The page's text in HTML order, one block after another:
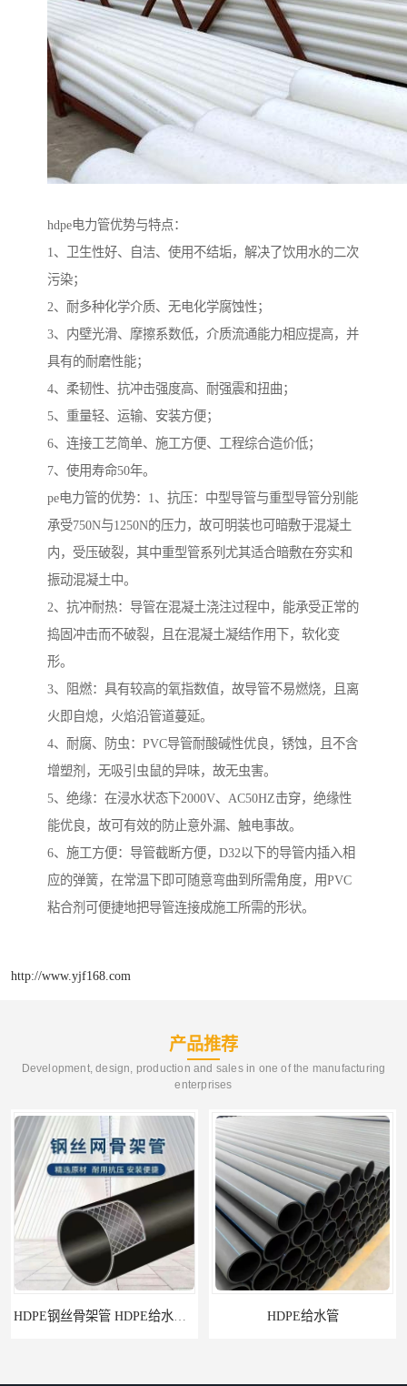
hdpe电力管优势与特点：
1、卫生性好、自洁、使用不结垢，解决了饮用水的二次
污染；
2、耐多种化学介质、无电化学腐蚀性；
3、内壁光滑、摩擦系数低，介质流通能力相应提高，并
具有的耐磨性能；
4、柔韧性、抗冲击强度高、耐强震和扭曲；
5、重量轻、运输、安装方便；
6、连接工艺简单、施工方便、工程综合造价低；
7、使用寿命50年。
pe电力管的优势：1、抗压：中型导管与重型导管分别能
承受750N与1250N的压力，故可明装也可暗敷于混凝土
内，受压破裂，其中重型管系列尤其适合暗敷在夯实和
振动混凝土中。
2、抗冲耐热：导管在混凝土浇注过程中，能承受正常的
捣固冲击而不破裂，且在混凝土凝结作用下，软化变
形。
3、阻燃：具有较高的氧指数值，故导管不易燃烧，且离
火即自熄，火焰沿管道蔓延。
4、耐腐、防虫：PVC导管耐酸碱性优良，锈蚀，且不含
增塑剂，无吸引虫鼠的异味，故无虫害。
5、绝缘：在浸水状态下2000V、AC50HZ击穿，绝缘性
能优良，故可有效的防止意外漏、触电事故。
6、施工方便：导管截断方便，D32以下的导管内插入相
应的弹簧，在常温下即可随意弯曲到所需角度，用PVC
粘合剂可便捷地把导管连接成施工所需的形状。
http://www.yjf168.com
产品推荐
Development, design, production and sales in one of the manufacturing
enterprises
HDPE给水管